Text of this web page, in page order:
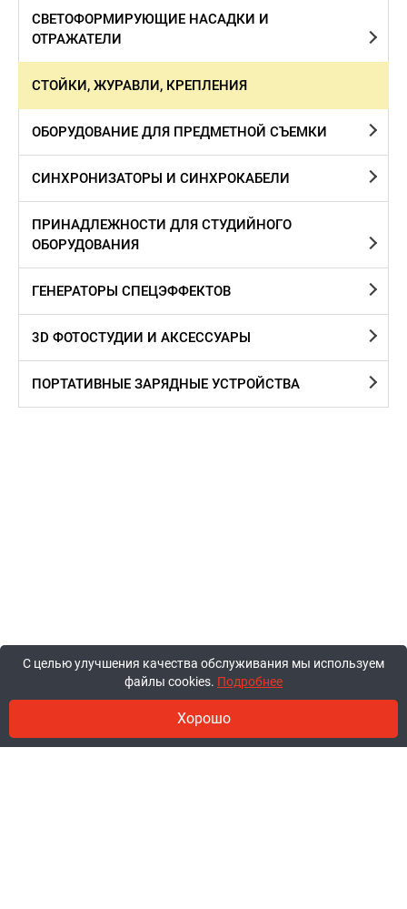
СВЕТОФОРМИРУЮЩИЕ НАСАДКИ И
ОТРАЖАТЕЛИ
СТОЙКИ, ЖУРАВЛИ, КРЕПЛЕНИЯ
ОБОРУДОВАНИЕ ДЛЯ ПРЕДМЕТНОЙ СЪЕМКИ
СИНХРОНИЗАТОРЫ И СИНХРОКАБЕЛИ
ПРИНАДЛЕЖНОСТИ ДЛЯ СТУДИЙНОГО
ОБОРУДОВАНИЯ
ГЕНЕРАТОРЫ СПЕЦЭФФЕКТОВ
3D ФОТОСТУДИИ И АКСЕССУАРЫ
ПОРТАТИВНЫЕ ЗАРЯДНЫЕ УСТРОЙСТВА
С целью улучшения качества обслуживания мы используем
файлы cookies. Подробнее
Хорошо